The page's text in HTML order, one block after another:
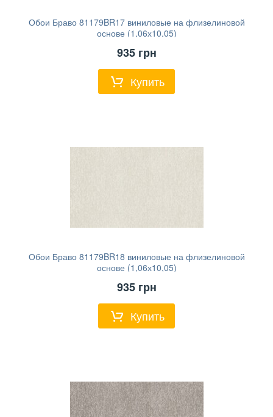
Обои Браво 81179BR17 виниловые на флизелиновой
основе (1,06х10,05)
935грн
Купить
Обои Браво 81179BR18 виниловые на флизелиновой
основе (1,06х10,05)
935грн
Купить